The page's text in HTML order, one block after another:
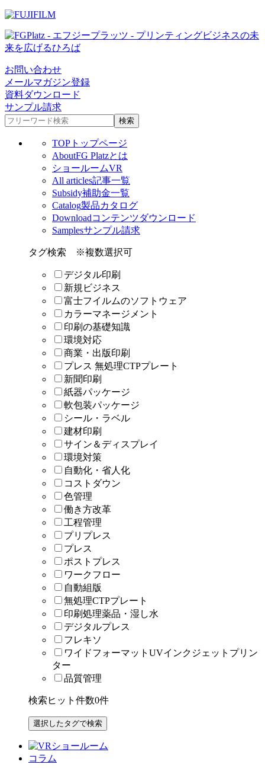
お問い合わせ
メールマガジン登録
資料ダウンロード
サンプル請求
TOP トップページ
AboutFG Platzとは
ショールームVR
All articles記事一覧
Subsidy補助金一覧
Catalog製品カタログ
Downloadコンテンツダウンロード
Samplesサンプル請求
タグ検索 ※複数選択可
デジタル印刷
新規ビジネス
富士フイルムのソフトウェア
カラーマネージメント
印刷の基礎知識
環境対応
商業・出版印刷
プレス 無処理CTPプレート
新聞印刷
紙器パッケージ
軟包装パッケージ
シール・ラベル
建材印刷
サイン＆ディスプレイ
環境対策
自動化・省人化
コストダウン
色管理
働き方改革
工程管理
プリプレス
プレス
ポストプレス
ワークフロー
自動組版
無処理CTPプレート
印刷処理薬品・湿し水
デジタルプレス
フレキソ
ワイドフォーマットUVインクジェットプリン
ター
品質管理
検索ヒット件数0件
コラム